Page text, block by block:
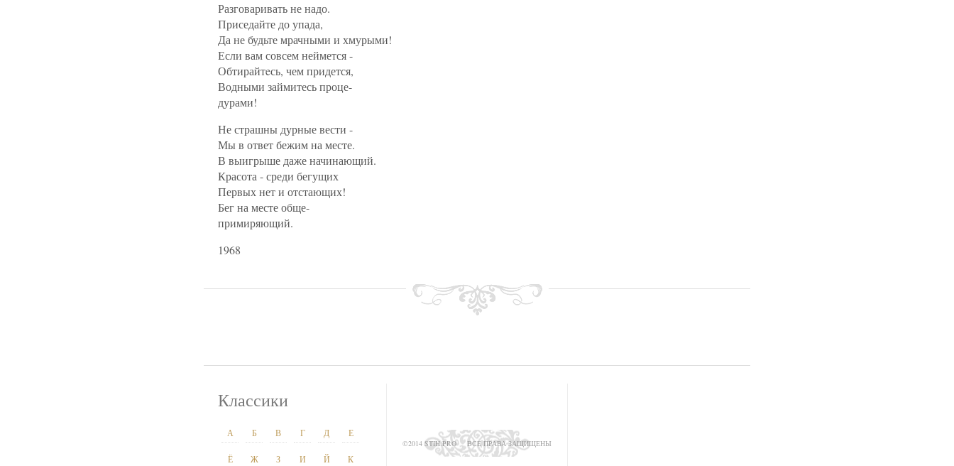
Разговаривать не надо.
Приседайте до упада,
Да не будьте мрачными и хмурыми!
Если вам совсем неймется -
Обтирайтeсь, чем придется,
Водными займитесь проце-
дурами!
Не страшны дурные вести -
Мы в ответ бежим на месте.
В выигрыше даже начинающий.
Красота - среди бегущих
Первых нет и отстающих!
Бег на месте обще-
примиряющий.
1968
Классики
А Б В Г Д Е
Ё Ж З И Й К
©2014 STIH.PRO ВСЕ ПРАВА ЗАЩИЩЕНЫ